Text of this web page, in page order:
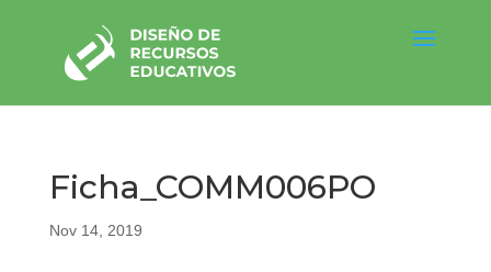
Ficha_COMM006PO
Nov 14, 2019